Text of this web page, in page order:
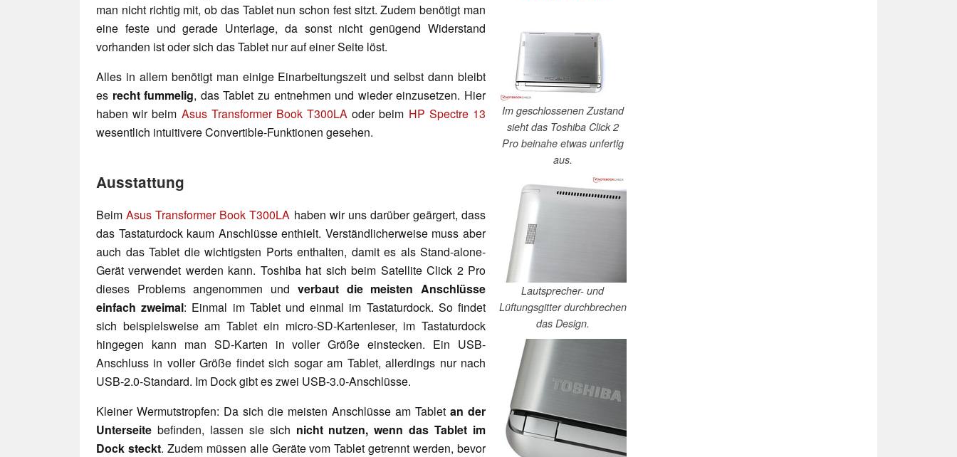
man nicht richtig mit, ob das Tablet nun schon fest sitzt. Zudem benötigt man
eine feste und gerade Unterlage, da sonst nicht genügend Widerstand
vorhanden ist oder sich das Tablet nur auf einer Seite löst.
Alles in allem benötigt man einige Einarbeitungszeit und selbst dann bleibt
es recht fummelig, das Tablet zu entnehmen und wieder einzusetzen. Hier
haben wir beim Asus Transformer Book T300LA oder beim HP Spectre 13
wesentlich intuitivere Convertible-Funktionen gesehen.
Ausstattung
BeimAsus Transformer Book T300LA haben wir uns darüber geärgert, dass
das Tastaturdock kaum Anschlüsse enthielt. Verständlicherweise muss aber
auch das Tablet die wichtigsten Ports enthalten, damit es als Stand-alone-
Gerät verwendet werden kann. Toshiba hat sich beim Satellite Click 2 Pro
dieses Problems angenommen und verbaut die meisten Anschlüsse
einfach zweimal: Einmal im Tablet und einmal im Tastaturdock. So findet
sich beispielsweise am Tablet ein micro-SD-Kartenleser, im Tastaturdock
hingegen kann man SD-Karten in voller Größe einstecken. Ein USB-
Anschluss in voller Größe findet sich sogar am Tablet, allerdings nur nach
USB-2.0-Standard. Im Dock gibt es zwei USB-3.0-Anschlüsse.
Kleiner Wermutstropfen: Da sich die meisten Anschlüsse am Tablet an der
Unterseite befinden, lassen sie sich nicht nutzen, wenn das Tablet im
Dock steckt. Zudem müssen alle Geräte vom Tablet getrennt werden, bevor
Im geschlossenen Zustand
sieht das Toshiba Click 2
Pro beinahe etwas unfertig
aus.
Lautsprecher- und
Lüftungsgitter durchbrechen
das Design.